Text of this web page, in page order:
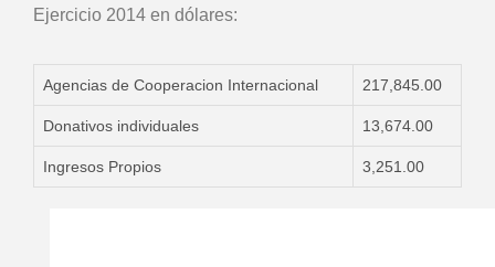
Ejercicio 2014 en dólares:
Agencias de Cooperacion Internacional 217,845.00
Donativos individuales 13,674.00
Ingresos Propios 3,251.00